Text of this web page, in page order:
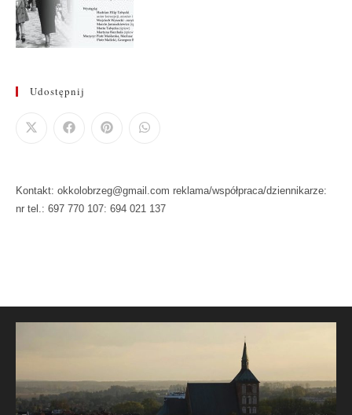
Udostępnij
Kontakt: okkolobrzeg@gmail.com reklama/współpraca/dziennikarze:
nr tel.: 697 770 107: 694 021 137